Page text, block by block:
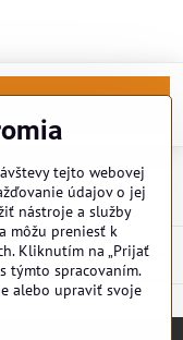
tejto webovej
údajov o jej
nástroje a služby
môžu preniesť k
Kliknutím na „Prijať
týmto spracovaním.
alebo upraviť svoje